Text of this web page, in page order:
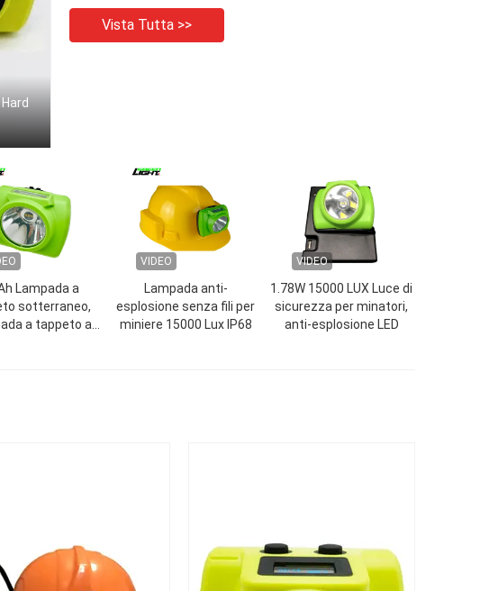
Vista Tutta >>
Lampada a
sotterraneo,
a tappeto a
VIDEO
Lampada anti-
esplosione senza fili per
miniere 15000 Lux IP68
VIDEO
1.78W 15000 LUX Luce di
sicurezza per minatori,
anti-esplosione LED